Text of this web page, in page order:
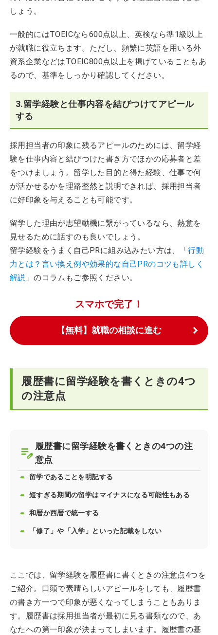
しょう。
一般的にはTOEICなら600点以上、英検なら準1級以上
が就職に役立ちます。ただし、頻繁に英語を用いる外
資系企業などはTOEIC800点以上を掲げていることもあ
るので、基準をしっかり確認してください。
3.留学経験と仕事内容を結びつけてアピール
する
採用担当者の印象に残るアピールのためには、留学経
験を仕事内容と結びつけた書き方でほかの応募者と差
をつけましょう。留学した目的と得た経験、仕事で何
が活かせるかを理路整然と説明できれば、採用担当者
に好印象を与えることも可能です。
留学した理由が志望動機に繋がっているなら、熱意を
見せるために話すのも良いでしょう。
留学経験をうまく自己PRに組み込みたい方は、「行動
力とは？言い換え例や効果的な自己PRのコツも詳しく
解説 」のコラムもご参照ください。
スマホで完了！
【無料】就職の相談に進む
履歴書に留学経験を書くときの4つ
の注意点
履歴書に留学経験を書くときの4つの注
意点
留学であることを明記する
短すぎる期間の留学はマイナスになる可能性もある
和暦か西暦で統一する
「修了」や「入学」といった記載をしない
ここでは、留学経験を履歴書に書くときの注意点4つを
ご紹介。口頭で素晴らしいアピールをしても、履歴書
の書き方一つで印象が悪くなってしまうこともありま
す。履歴書は採用担当者が最初に見る書類なので、あ
なたへの第一印象が決まってしまいます。履歴書の基